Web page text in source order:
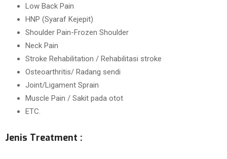
Low Back Pain
HNP (Syaraf Kejepit)
Shoulder Pain-Frozen Shoulder
Neck Pain
Stroke Rehabilitation / Rehabilitasi stroke
Osteoarthritis/ Radang sendi
Joint/Ligament Sprain
Muscle Pain / Sakit pada otot
ETC.
Jenis Treatment :